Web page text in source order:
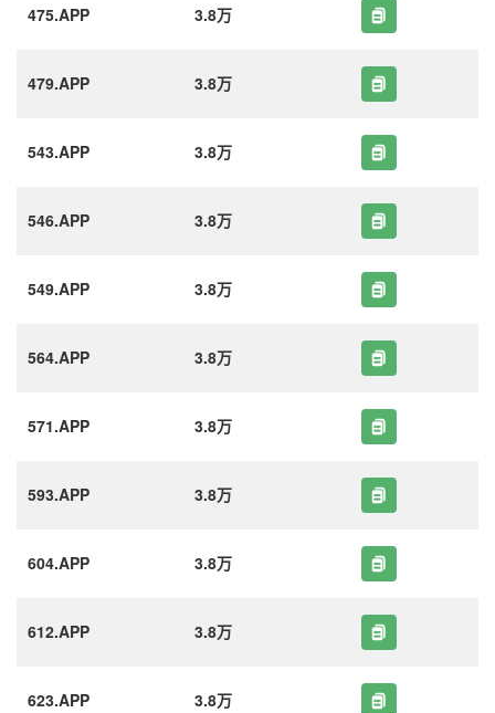
475.APP 3.8万
479.APP 3.8万
543.APP 3.8万
546.APP 3.8万
549.APP 3.8万
564.APP 3.8万
571.APP 3.8万
593.APP 3.8万
604.APP 3.8万
612.APP 3.8万
623.APP 3.8万